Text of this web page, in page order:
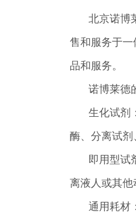
北京诺博
售和服务于
品和服务。
诺博莱德
生化试剂
酶、分离试
即用型试
离液人或其
通用耗材